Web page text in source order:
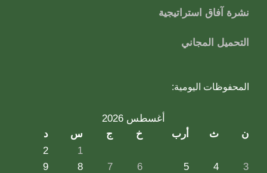
نشرة آفاق استراتيجية
التحميل المجاني
المحفوظات اليومية:
أغسطس 2026
ن
ث أرب خ ج س
د
1
2
3
4
5
6
7
8
9